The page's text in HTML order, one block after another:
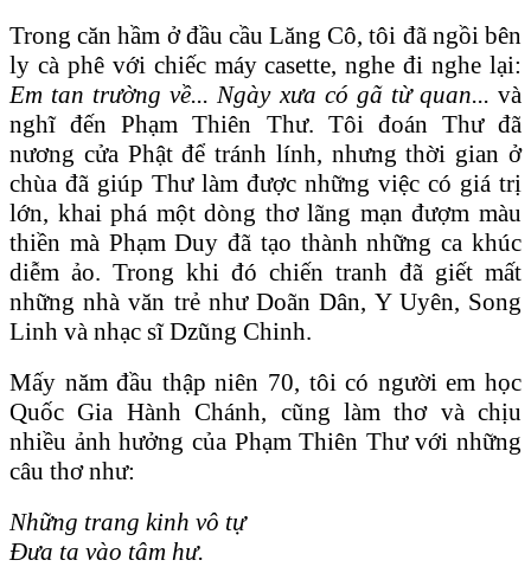
Trong căn hầm ở đầu cầu Lăng Cô, tôi đã ngồi bên
ly cà phê với chiếc máy casette, nghe đi nghe lại:
Em tan trường về... Ngày xưa có gã từ quan... và
nghĩ đến Phạm Thiên Thư. Tôi đoán Thư đã
nương cửa Phật để tránh lính, nhưng thời gian ở
chùa đã giúp Thư làm được những việc có giá trị
lớn, khai phá một dòng thơ lãng mạn đượm màu
thiền mà Phạm Duy đã tạo thành những ca khúc
diễm ảo. Trong khi đó chiến tranh đã giết mất
những nhà văn trẻ như Doãn Dân, Y Uyên, Song
Linh và nhạc sĩ Dzũng Chinh.
Mấy năm đầu thập niên 70, tôi có người em học
Quốc Gia Hành Chánh, cũng làm thơ và chịu
nhiều ảnh hưởng của Phạm Thiên Thư với những
câu thơ như:
Những trang kinh vô tự
Đưa ta vào tâm hư.